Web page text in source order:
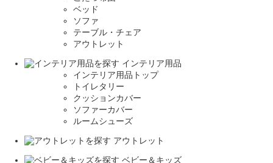
ベッド
ソファ
テーブル・チェア
アウトレット
インテリア用品
インテリア用品トップ
トイレタリー
クッションカバー
ソファーカバー
ルームシューズ
アウトレット
ベビー＆キッズ